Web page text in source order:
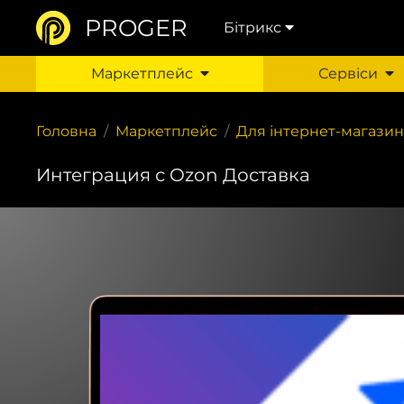
PROGER Бітрикс
Маркетплейс Сервіси
Головна Маркетплейс Для інтернет-
Интеграция с Ozon Доставка